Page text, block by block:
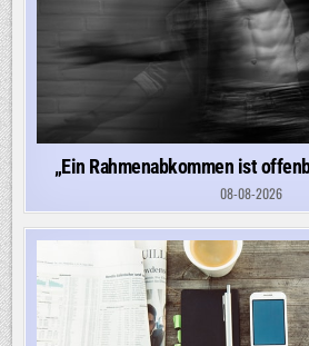
„Ein Rahmenabkommen ist
08-08-2026